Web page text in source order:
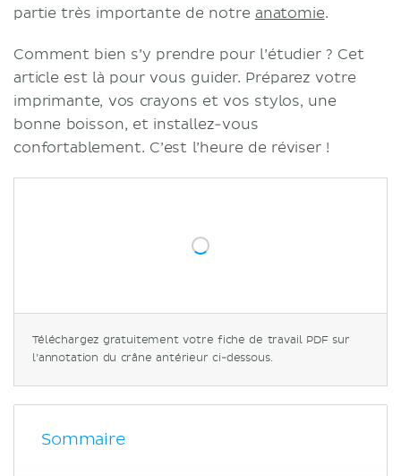
partie très importante de notre anatomie.
Comment bien s’y prendre pour l’étudier ? Cet
article est là pour vous guider. Préparez votre
imprimante, vos crayons et vos stylos, une
bonne boisson, et installez-vous
confortablement. C’est l’heure de réviser !
Téléchargez gratuitement votre fiche de travail PDF sur
l’annotation du crâne antérieur ci-dessous.
Sommaire